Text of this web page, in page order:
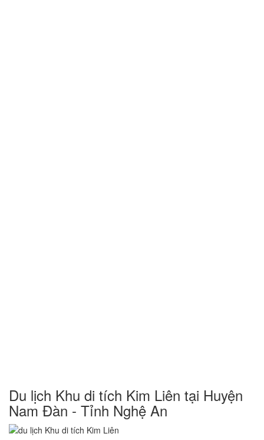
Du lịch Khu di tích Kim Liên tại Huyện
Nam Đàn - Tỉnh Nghệ An